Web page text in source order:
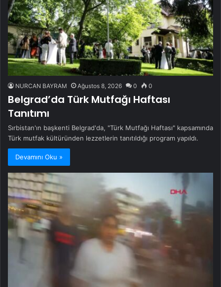
NURCAN BAYRAM Ağustos 8, 2026 0 0
Belgrad’da Türk Mutfağı Haftası
Tanıtımı
Sırbistan'ın başkenti Belgrad'da, "Türk Mutfağı Haftası" kapsamında
Türk mutfak kültüründen lezzetlerin tanıtıldığı program yapıldı.
Devamını Oku »